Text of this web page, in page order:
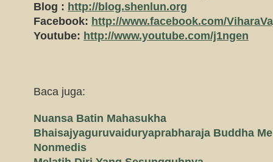
Blog : http://blog.shenlun.org
Facebook: http://www.facebook.com/
Youtube: http://www.youtube.com/j1ngen
Baca juga:
Nuansa Batin Mahasukha
Bhaisajyaguruvaiduryaprabharaja Buddha
Nonmedis